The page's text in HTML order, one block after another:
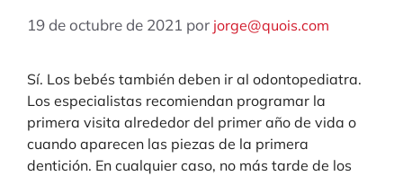
19 de octubre de 2021 por jorge@quois.com
Sí. Los bebés también deben ir al odontopediatra.
Los especialistas recomiendan programar la
primera visita alrededor del primer año de vida o
cuando aparecen las piezas de la primera
dentición. En cualquier caso, no más tarde de los